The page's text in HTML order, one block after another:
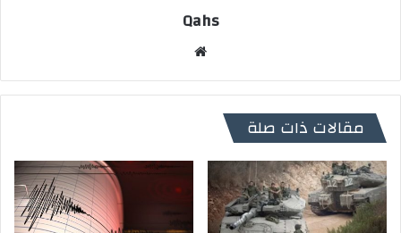
Qahs
مقالات ذات صلة